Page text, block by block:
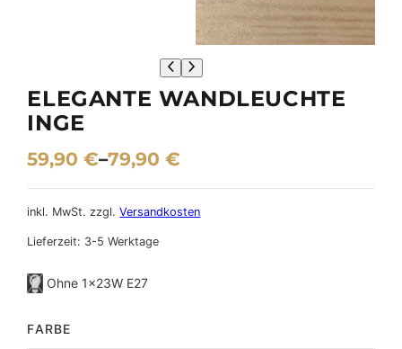
ELEGANTE WANDLEUCHTE
INGE
59,90€–79,90€
inkl. MwSt. zzgl.Versandkosten
Lieferzeit: 3-5 Werktage
Ohne 1×23W E27
FARBE